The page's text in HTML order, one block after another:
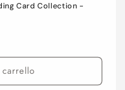
Card Collection -